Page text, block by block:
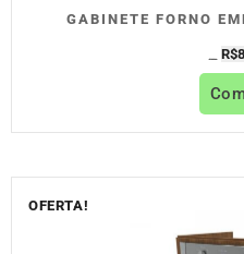
GABINETE FORNO
R$
OFERTA!